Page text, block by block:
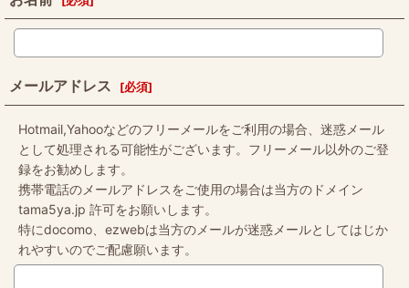
メールアドレス [必須]
Hotmail,Yahooなどのフリーメールをご利用の場合、迷惑メール
として処理される可能性がございます。フリーメール以外のご登
録をお勧めします。
携帯電話のメールアドレスをご使用の場合は当方のドメイン
tama5ya.jp 許可をお願いします。
特にdocomo、ezwebは当方のメールが迷惑メールとしてはじか
れやすいのでご配慮願います。